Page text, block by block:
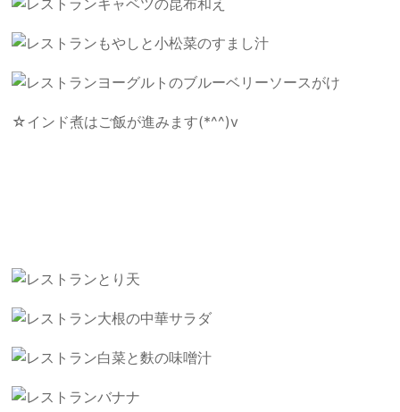
もやしと小松菜のすまし汁
ヨーグルトのブルーベリーソースがけ
☆インド煮はご飯が進みます(*^^)v
とり天
大根の中華サラダ
白菜と麩の味噌汁
バナナ